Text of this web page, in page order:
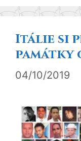
Itálie si
památky
04/10/2019